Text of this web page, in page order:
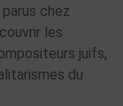
parus chez
les
juifs,
du